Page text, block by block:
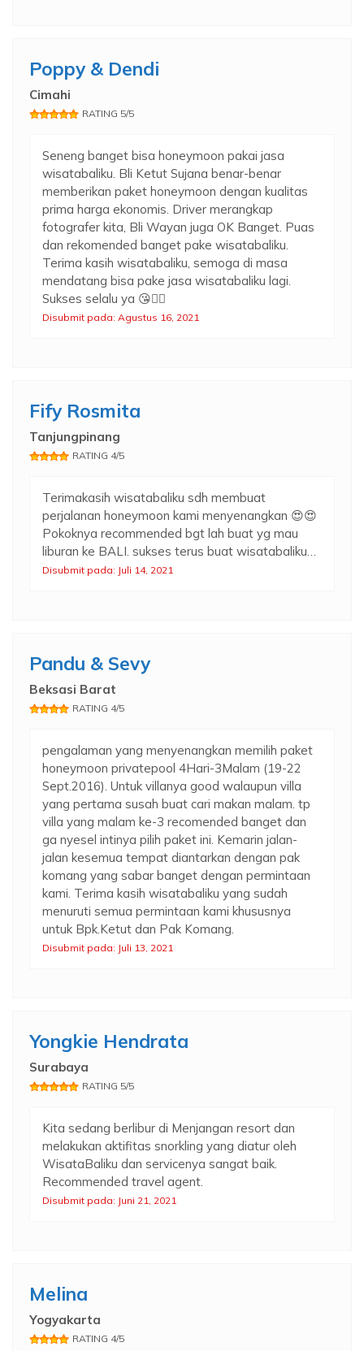
Poppy & Dendi
Cimahi
RATING 5/5
Seneng banget bisa honeymoon pakai jasa
wisatabaliku. Bli Ketut Sujana benar-benar
memberikan paket honeymoon dengan kualitas
prima harga ekonomis. Driver merangkap
fotografer kita, Bli Wayan juga OK Banget. Puas
dan rekomended banget pake wisatabaliku.
Terima kasih wisatabaliku, semoga di masa
mendatang bisa pake jasa wisatabaliku lagi.
Sukses selalu ya 😘👍🏻
Disubmit pada: Agustus 16, 2021
Fify Rosmita
Tanjungpinang
RATING 4/5
Terimakasih wisatabaliku sdh membuat
perjalanan honeymoon kami menyenangkan 😍😍
Pokoknya recommended bgt lah buat yg mau
liburan ke BALI. sukses terus buat wisatabaliku…
Disubmit pada: Juli 14, 2021
Pandu & Sevy
Beksasi Barat
RATING 4/5
pengalaman yang menyenangkan memilih paket
honeymoon privatepool 4Hari-3Malam (19-22
Sept.2016). Untuk villanya good walaupun villa
yang pertama susah buat cari makan malam. tp
villa yang malam ke-3 recomended banget dan
ga nyesel intinya pilih paket ini. Kemarin jalan-
jalan kesemua tempat diantarkan dengan pak
komang yang sabar banget dengan permintaan
kami. Terima kasih wisatabaliku yang sudah
menuruti semua permintaan kami khususnya
untuk Bpk.Ketut dan Pak Komang.
Disubmit pada: Juli 13, 2021
Yongkie Hendrata
Surabaya
RATING 5/5
Kita sedang berlibur di Menjangan resort dan
melakukan aktifitas snorkling yang diatur oleh
WisataBaliku dan servicenya sangat baik.
Recommended travel agent.
Disubmit pada: Juni 21, 2021
Melina
Yogyakarta
RATING 4/5